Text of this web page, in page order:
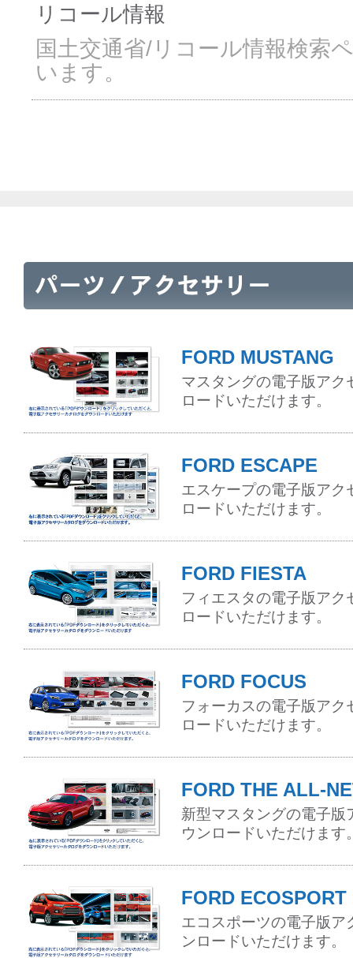
リコール情報
国土交通省/リコール情報検索
います。
FORD MUSTANG
マスタングの電子版アク
ロードいただけます。
FORD ESCAPE
エスケープの電子版アク
ロードいただけます。
FORD FIESTA
フィエスタの電子版ア
ロードいただけます。
FORD FOCUS
フォーカスの電子版ア
ロードいただけます。
FORD THE ALL-
新型マスタングの電子版
ウンロードいただけます
FORD ECOSPORT
エコスポーツの電子版ア
ンロードいただけます。